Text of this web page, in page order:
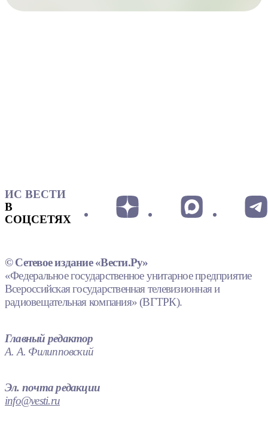
ИС ВЕСТИ
В
СОЦСЕТЯХ
© Сетевое издание «Вести.Ру»
«Федеральное государственное унитарное предприятие
Всероссийская государственная телевизионная и
радиовещательная компания» (ВГТРК).
Главный редактор
А. А. Филипповский
Эл. почта редакции
info@vesti.ru